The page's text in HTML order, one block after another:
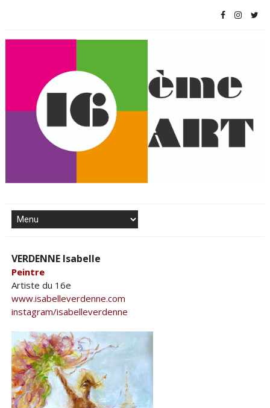
VERDENNE Isabelle
Peintre
Artiste du 16e
www.isabelleverdenne.com
instagram/isabelleverdenne